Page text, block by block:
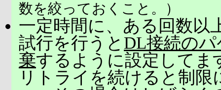
数を絞っておくこと。）
一定時間に、ある回数以
試行を行うと DL接続の
棄するように設定してま
リトライを続けると制限